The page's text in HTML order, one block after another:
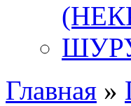
Главная »